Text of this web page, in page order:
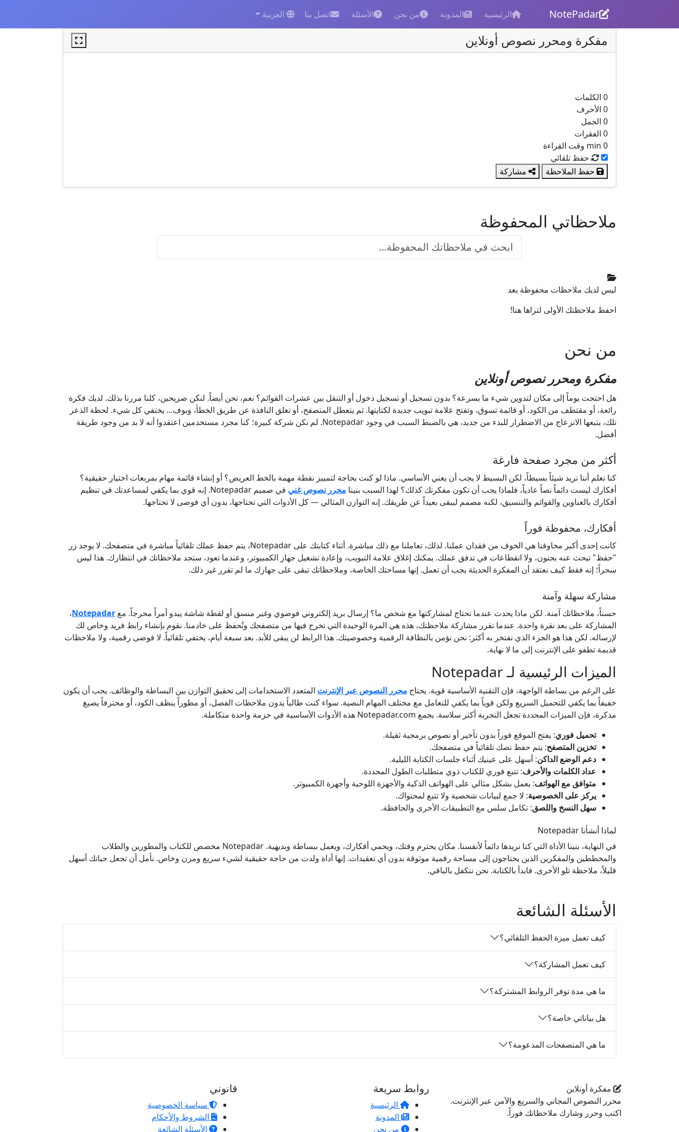
NotePadar الرئيسية المدونة من نحن الأسئلة اتصل بنا العربية
مفكرة ومحرر نصوص أونلاين
0 الكلمات
0 الأحرف
0 الجمل
0 الفقرات
0 min
وقت القراءة
حفظ تلقائي
حفظ الملاحظة
مشاركة
ملاحظاتي المحفوظة
ليس لديك ملاحظات محفوظة بعد
احفظ ملاحظتك الأولى لتراها هنا!
من نحن
مفكرة ومحرر نصوص أونلاين
هل احتجت يوماً إلى مكان لتدوين شيء ما بسرعة؟ بدون تسجيل أو تسجيل دخول أو التنقل بين عشرات القوائم؟ نعم، نحن أيضاً. لنكن صريحين، كلنا مررنا بذلك. لديك فكرة
رائعة، أو مقتطف من الكود، أو قائمة تسوق، وتفتح علامة تبويب جديدة لكتابتها. ثم يتعطل المتصفح، أو تغلق النافذة عن طريق الخطأ، وبوف… يختفي كل شيء. لحظة الذعر
تلك، يتبعها الانزعاج من الاضطرار للبدء من جديد، هي بالضبط السبب في وجود Notepadar. لم نكن شركة كبيرة؛ كنا مجرد مستخدمين اعتقدوا أنه لا بد من وجود طريقة
أفضل.
أكثر من مجرد صفحة فارغة
كنا نعلم أننا نريد شيئاً بسيطاً، لكن البسيط لا يجب أن يعني الأساسي. ماذا لو كنت بحاجة لتمييز نقطة مهمة بالخط العريض؟ أو إنشاء قائمة مهام بمربعات اختيار حقيقية؟
أفكارك ليست دائماً نصاً عادياً، فلماذا يجب أن تكون مفكرتك كذلك؟ لهذا السبب بنينا محرر نصوص غني
في صميم Notepadar. إنه قوي بما يكفي لمساعدتك في تنظيم
أفكارك بالعناوين والقوائم والتنسيق، لكنه مصمم ليبقى بعيداً عن طريقك. إنه التوازن المثالي — كل الأدوات التي تحتاجها، بدون أي فوضى لا تحتاجها.
أفكارك، محفوظة فوراً
كانت إحدى أكبر مخاوفنا هي الخوف من فقدان عملنا. لذلك، تعاملنا مع ذلك مباشرة. أثناء كتابتك على Notepadar، يتم حفظ عملك تلقائياً مباشرة في متصفحك. لا يوجد زر
"حفظ" تبحث عنه بجنون، ولا انقطاعات في تدفق عملك. يمكنك إغلاق علامة التبويب، وإعادة تشغيل جهاز الكمبيوتر، وعندما تعود، ستجد ملاحظاتك في انتظارك. هذا ليس
سحراً؛ إنه فقط كيف نعتقد أن المفكرة الحديثة يجب أن تعمل. إنها مساحتك الخاصة، وملاحظاتك تبقى على جهازك ما لم تقرر غير ذلك.
مشاركة سهلة وآمنة
حسناً، ملاحظاتك آمنة. لكن ماذا يحدث عندما تحتاج لمشاركتها مع شخص ما؟ إرسال بريد إلكتروني فوضوي وغير منسق أو لقطة شاشة يبدو أمراً محرجاً. مع Notepadar،
المشاركة على بعد نقرة واحدة. عندما تقرر مشاركة ملاحظتك، هذه هي المرة الوحيدة التي تخرج فيها من متصفحك وتُحفظ على خادمنا. نقوم بإنشاء رابط فريد وخاص لك
لإرساله. لكن هذا هو الجزء الذي نفتخر به أكثر: نحن نؤمن بالنظافة الرقمية وخصوصيتك. هذا الرابط لن يبقى للأبد. بعد سبعة أيام، يختفي تلقائياً. لا فوضى رقمية، ولا ملاحظات
قديمة تطفو على الإنترنت إلى ما لا نهاية.
الميزات الرئيسية لـ Notepadar
على الرغم من بساطة الواجهة، فإن التقنية الأساسية قوية. يحتاج محرر النصوص عبر الإنترنت المتعدد الاستخدامات إلى تحقيق التوازن بين البساطة والوظائف. يجب أن يكون
خفيفاً بما يكفي للتحميل السريع ولكن قوياً بما يكفي للتعامل مع مختلف المهام النصية. سواء كنت طالباً يدون ملاحظات الفصل، أو مطوراً ينظف الكود، أو محترفاً يصيغ
مذكرة، فإن الميزات المحددة تجعل التجربة أكثر سلاسة. يجمع Notepadar.com هذه الأدوات الأساسية في حزمة واحدة متكاملة.
تحميل فوري: يفتح الموقع فوراً بدون تأخير أو نصوص برمجية ثقيلة.
تخزين المتصفح: يتم حفظ نصك تلقائياً في متصفحك.
دعم الوضع الداكن: أسهل على عينيك أثناء جلسات الكتابة الليلية.
عداد الكلمات والأحرف: تتبع فوري للكتاب ذوي متطلبات الطول المحددة.
متوافق مع الهواتف: يعمل بشكل مثالي على الهواتف الذكية والأجهزة اللوحية وأجهزة الكمبيوتر.
يركز على الخصوصية: لا جمع لبيانات شخصية ولا تتبع لمحتواك.
سهل النسخ واللصق: تكامل سلس مع التطبيقات الأخرى والحافظة.
لماذا أنشأنا Notepadar
في النهاية، بنينا الأداة التي كنا نريدها دائماً لأنفسنا. مكان يحترم وقتك، ويحمي أفكارك، ويعمل ببساطة وبديهية. Notepadar مخصص للكتاب والمطورين والطلاب
والمخططين والمفكرين الذين يحتاجون إلى مساحة رقمية موثوقة بدون أي تعقيدات. إنها أداة ولدت من حاجة حقيقية لشيء سريع ومرن وخاص. نأمل أن تجعل حياتك أسهل
قليلاً، ملاحظة تلو الأخرى. فابدأ بالكتابة. نحن نتكفل بالباقي.
الأسئلة الشائعة
كيف تعمل ميزة الحفظ التلقائي؟
كيف تعمل المشاركة؟
ما هي مدة توفر الروابط المشتركة؟
هل بياناتي خاصة؟
ما هي المتصفحات المدعومة؟
مفكرة أونلاين
محرر النصوص المجاني والسريع والآمن عبر الإنترنت.
اكتب وحرر وشارك ملاحظاتك فوراً.
روابط سريعة
الرئيسية
المدونة
من نحن
قانوني
سياسة الخصوصية
الشروط والأحكام
الأسئلة الشائعة